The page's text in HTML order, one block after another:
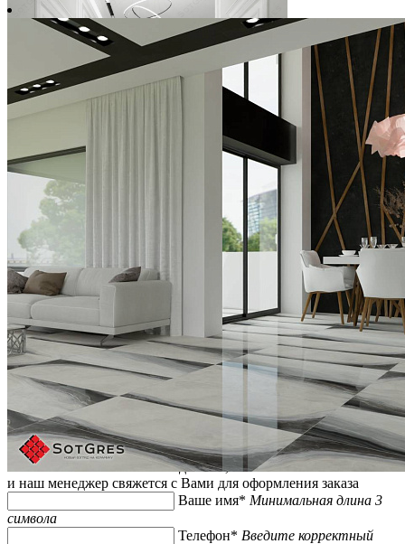
-19%
CALACATA EXTRA /60х120/ глянцевый светло-серый
керамический гранит с продолжающимся рисунком
Ширина, мм:
600
Длина, мм:
Толщина, мм:
9
1 950 ₽/м
2 400 ₽/м
2 808 ₽/упак.
В избранное
Сравнить
Купить в один клик
Укажите Ваши контактные данные,
и наш менеджер свяжется с Вами для оформления заказа
Ваше имя* Минимальная длина 3
символа
Телефон* Введите корректный